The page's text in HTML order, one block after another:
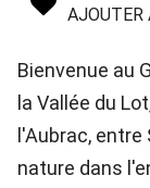
AJOUTER
Bienvenue au
la Vallée du
l'Aubrac,
nature dans